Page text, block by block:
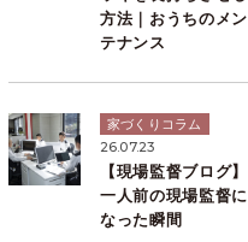
方法｜おうちのメン
テナンス
家づくりコラム
26.07.23
【現場監督ブログ】
一人前の現場監督に
なった瞬間